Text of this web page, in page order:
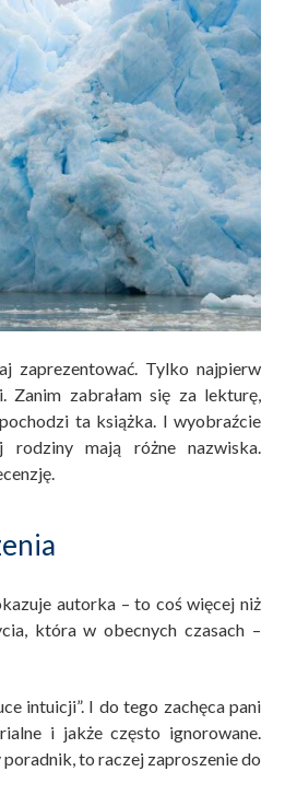
zaprezentować. Tylko najpierw
zabrałam się za lekturę,
ta książka. I wyobraźcie
rodziny mają różne nazwiska.
autorka – to coś więcej niż
która w obecnych czasach –
intuicji”. I do tego zachęca pani
i jakże często ignorowane.
to raczej zaproszenie do